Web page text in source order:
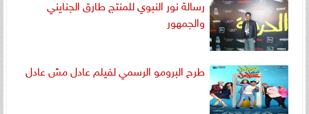
رسالة نور النبوي للمنتج طارق الجنايني
والجمهور
طرح البرومو الرسمي لفيلم عادل مش عادل